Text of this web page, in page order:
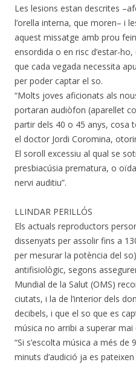
Les lesions estan descrites
l’orella interna, que moren– i
aquest missatge amb prou
ensordida o en risc d’estar-
que cada vegada necessita
per poder captar el so.
“Molts joves aficionats als
portaran audiòfon (aparellet
partir dels 40 o 45 anys, cosa
el doctor Jordi Coromina,
El soroll excessiu al qual se
presbiacúsia prematura, o
nervi auditiu”.
LLINDAR PERILLÓS
Els actuals reproductors
dissenyats per assolir fins a
per mesurar la potència del
antifisiològic, segons
Mundial de la Salut (OMS)
ciutats, i la de l’interior dels
decibels, i que el so que es
música no arribi a superar mai
“Si s’escolta música a més de
minuts d’audició ja es